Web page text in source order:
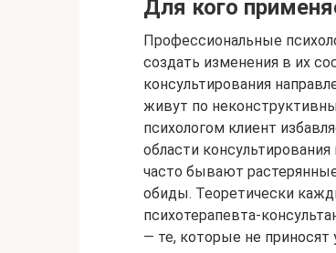
Для кого
Профессиональные
создать изменения в их
консультирования
живут по
психологом клиент
области
часто бывают
обиды. Теоретически
психотерапевта-
— те, которые не